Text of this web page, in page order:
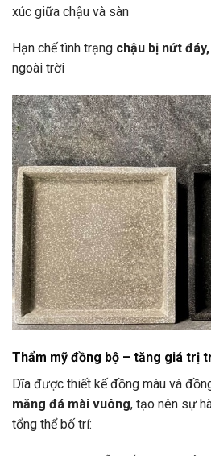
xúc giữa chậu và sàn
Hạn chế tình trạng chậu bị nứt
ngoài trời
Thẩm mỹ đồng bộ – tăng giá trị
Dĩa được thiết kế đồng màu và
măng đá mài vuông, tạo nên sự
tổng thể bố trí: